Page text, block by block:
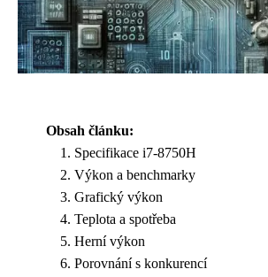
Obsah článku:
Specifikace i7-8750H
Výkon a benchmarky
Grafický výkon
Teplota a spotřeba
Herní výkon
Porovnání s konkurencí